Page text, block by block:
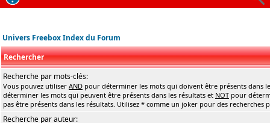
Univers Freebox Index du Forum
Rechercher
Recherche par mots-clés:
Vous pouvez utiliser AND pour déterminer les mots qui doivent être présents dans
déterminer les mots qui peuvent être présents dans les résultats et NOT pour
pas être présents dans les résultats. Utilisez * comme un joker pour des recherches
Recherche par auteur: